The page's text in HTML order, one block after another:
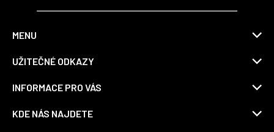
MENU
UŽITEČNÉ ODKAZY
INFORMACE PRO VÁS
KDE NÁS NAJDETE